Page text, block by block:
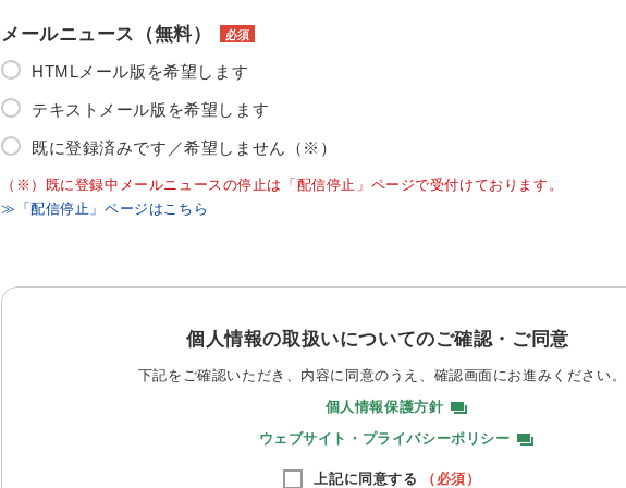
メールニュース（無料） 必須
HTMLメール版を希望します
テキストメール版を希望します
既に登録済みです／希望しません（※）
（※）既に登録中メールニュースの停止は「配信停止」ページで受付けております。
≫「配信停止」ページはこちら
個人情報の取扱いについてのご確認・ご同意
下記をご確認いただき、内容に同意のうえ、 確認画面にお進みください。
個人情報保護方針
ウェブサイト・プライバシーポリシー
上記に同意する （必須）